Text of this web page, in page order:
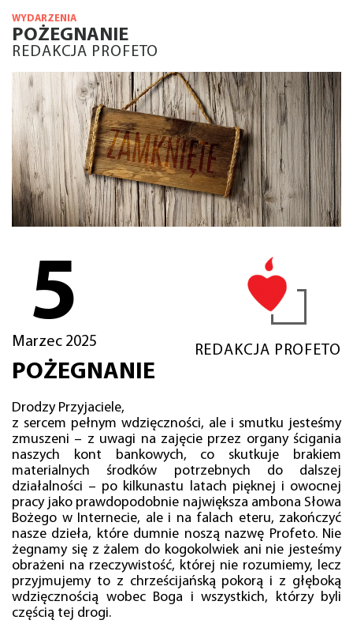
WYDARZENIA
POŻEGNANIE
REDAKCJA PROFETO
5
Marzec 2025
REDAKCJA PROFETO
POŻEGNANIE
Drodzy Przyjaciele,
z sercem pełnym wdzięczności, ale i smutku jesteśmy
zmuszeni – z uwagi na zajęcie przez organy ścigania
naszych kont bankowych, co skutkuje brakiem
materialnych środków potrzebnych do dalszej
działalności – po kilkunastu latach pięknej i owocnej
pracy jako prawdopodobnie największa ambona Słowa
Bożego w Internecie, ale i na falach eteru, zakończyć
nasze dzieła, które dumnie noszą nazwę Profeto. Nie
żegnamy się z żalem do kogokolwiek ani nie jesteśmy
obrażeni na rzeczywistość, której nie rozumiemy, lecz
przyjmujemy to z chrześcijańską pokorą i z głęboką
wdzięcznością wobec Boga i wszystkich, którzy byli
częścią tej drogi.